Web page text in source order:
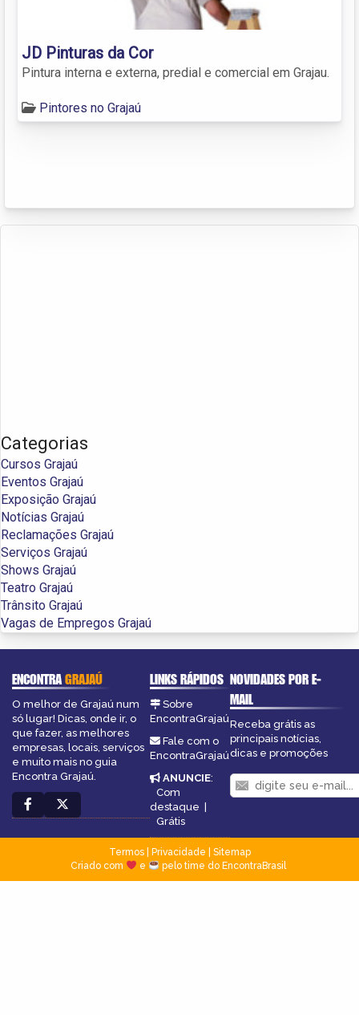
JD Pinturas da Cor
Pintura interna e externa, predial e comercial em Grajau.
Pintores no Grajaú
Categorias
Cursos Grajaú
Eventos Grajaú
Exposição Grajaú
Notícias Grajaú
Reclamações Grajaú
Serviços Grajaú
Shows Grajaú
Teatro Grajaú
Trânsito Grajaú
Vagas de Empregos Grajaú
ENCONTRAGRAJAÚ
O melhor de Grajaú num
só lugar! Dicas, onde ir, o
que fazer, as melhores
empresas, locais, serviços
e muito mais no guia
Encontra Grajaú.
LINKS RÁPIDOS
Sobre
EncontraGrajaú
Fale com o
EncontraGrajaú
ANUNCIE:
Com
destaque |
Grátis
NOVIDADES POR E-
MAIL
Receba grátis as
principais notícias,
dicas e promoções
Termos| Privacidade
Sitemap
Criado com
e pelo time do EncontraBrasil